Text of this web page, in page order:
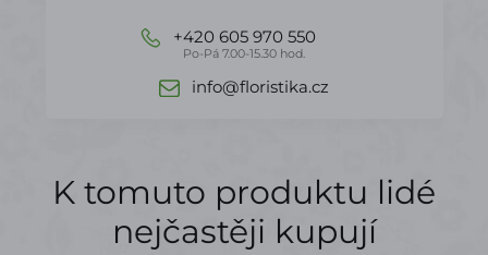
+420 605 970 550
Po-Pá 7.00-15.30 hod.
info@floristika.cz
K tomuto produktu lidé
nejčastěji kupují